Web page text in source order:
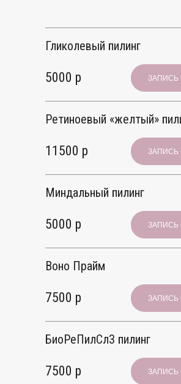
Гликолевый пилинг
5000 р ЗАПИСЬ
Ретиноевый «желтый»
11500 р ЗАПИСЬ
Миндальный пилинг
5000 р ЗАПИСЬ
Воно Прайм
7500 р ЗАПИСЬ
БиоРеПилCл3 пилинг
7500 р ЗАПИСЬ